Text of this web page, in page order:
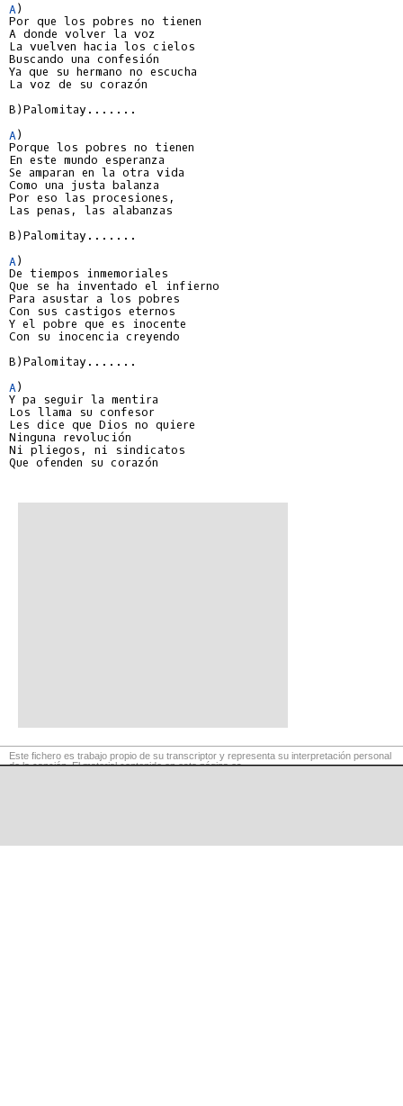
A)
Por que los pobres no tienen
A donde volver la voz
La vuelven hacia los cielos
Buscando una confesión
Ya que su hermano no escucha
La voz de su corazón
B)Palomitay.......
A)
Porque los pobres no tienen
En este mundo esperanza
Se amparan en la otra vida
Como una justa balanza
Por eso las procesiones,
Las penas, las alabanzas
B)Palomitay.......
A)
De tiempos inmemoriales
Que se ha inventado el infierno
Para asustar a los pobres
Con sus castigos eternos
Y el pobre que es inocente
Con su inocencia creyendo
B)Palomitay.......
A)
Y pa seguir la mentira
Los llama su confesor
Les dice que Dios no quiere
Ninguna revolución
Ni pliegos, ni sindicatos
Que ofenden su corazón
Este fichero es trabajo propio de su transcriptor y representa su interpretación personal
de la canción. El material contenido en esta página es